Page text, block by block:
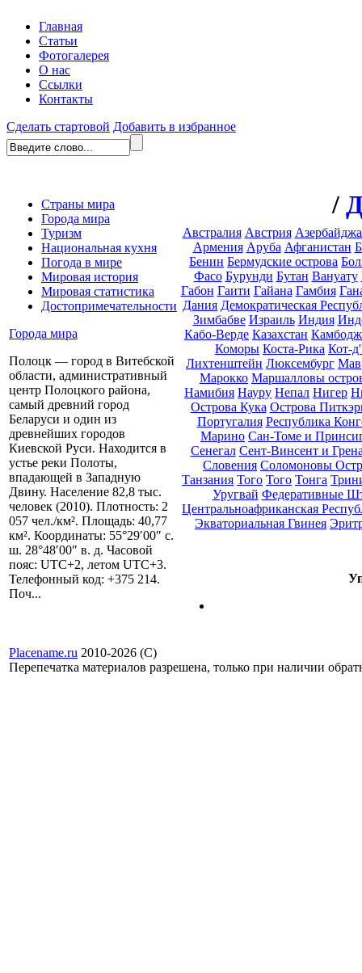
Главная
Статьи
Фотогалерея
О нас
Ссылки
Контакты
Сделать стартовой Добавить в избранное
Страны мира
Города мира
Туризм
Национальная кухня
Погода в мире
Мировая история
Мировая статистика
Достопримечательности
Города мира
Полоцк — город в Витебской
области, административный
центр Полоцкого района,
самый древний город
Беларуси и один из
древнейших городов
Киевской Руси. Находится в
устье реки Полоты,
впадающей в Западную
Двину. Население 82,8 тыс.
человек (2010). Плотность: 2
057 чел./км². Площадь: 40,77
км². Координаты: 55°29′00″ с.
ш. 28°48′00″ в. д. Часовой
пояс: UTC+2, летом UTC+3.
Телефонный код: +375 214.
Поч...
/
Австралия Австрия
Армения Аруба Афганистан
Бенин Бермудские острова
Фасо Бурунди Бутан Вануату
Габон Гаити Гайана Гамбия
Дания Демократическая
Зимбабве Израиль Индия
Кабо-Верде Казахстан
Коморы Коста-Рика Кот-
Лихтенштейн Люксембург
Марокко Маршалловы
Намибия Науру Непал Нигер
Острова Кука Острова
Португалия Республика
Марино Сан-Томе и
Сенегал Сент-Винсент и
Словения Соломоновы
Танзания Того Того Тонга
Уругвай Федеративные
Центральноафриканская
Экваториальная Гвинея
Placename.ru 2010-2026 (С)
Перепечатка материалов разрешена, только при наличии